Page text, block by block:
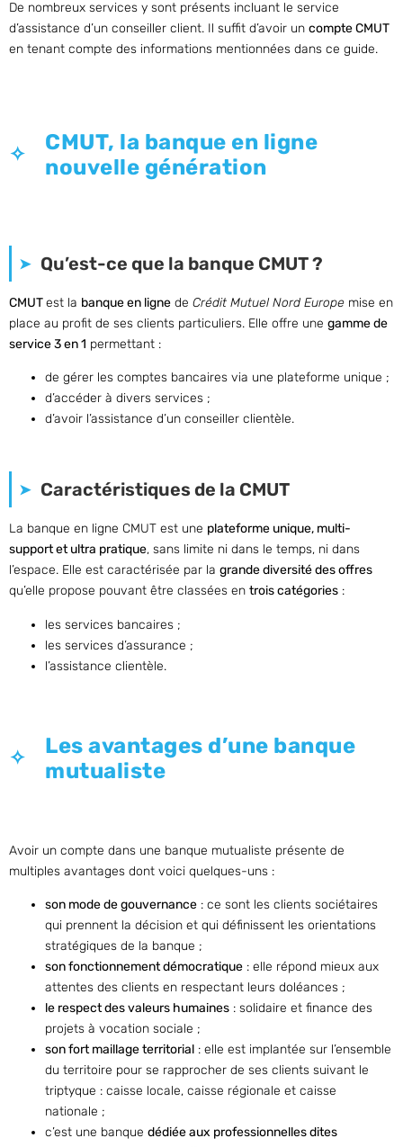
De nombreux services y sont présents incluant le service
d’assistance d’un conseiller client. Il suffit d’avoir un compte CMUT
en tenant compte des informations mentionnées dans ce guide.
CMUT, la banque en ligne
nouvelle génération
Qu’est-ce que la banque CMUT ?
CMUTest la banque en ligne de Crédit Mutuel Nord Europe mise en
place au profit de ses clients particuliers. Elle offre une gamme de
service 3 en 1 permettant :
de gérer les comptes bancaires via une plateforme unique ;
d’accéder à divers services ;
d’avoir l’assistance d’un conseiller clientèle.
Caractéristiques de la CMUT
La banque en ligne CMUT est une plateforme unique, multi-
support et ultra pratique, sans limite ni dans le temps, ni dans
l’espace. Elle est caractérisée par la grande diversité des offres
qu’elle propose pouvant être classées en trois catégories :
les services bancaires ;
les services d’assurance ;
l’assistance clientèle.
Les avantages d’une banque
mutualiste
Avoir un compte dans une banque mutualiste présente de
multiples avantages dont voici quelques-uns :
son mode de gouvernance : ce sont les clients sociétaires
qui prennent la décision et qui définissent les orientations
stratégiques de la banque ;
son fonctionnement démocratique : elle répond mieux aux
attentes des clients en respectant leurs doléances ;
le respect des valeurs humaines : solidaire et finance des
projets à vocation sociale ;
son fort maillage territorial : elle est implantée sur l’ensemble
du territoire pour se rapprocher de ses clients suivant le
triptyque : caisse locale, caisse régionale et caisse
nationale ;
c’est une banque dédiée aux professionnelles dites